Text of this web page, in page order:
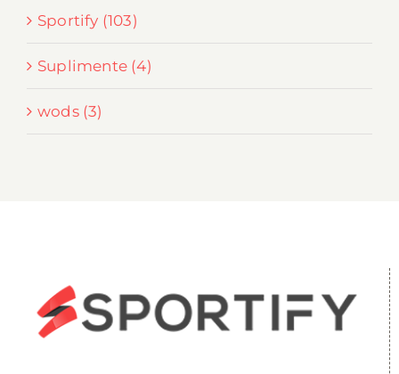
Sportify (103)
Suplimente (4)
wods (3)